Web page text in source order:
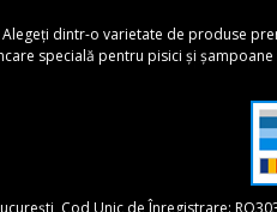
dintr-o varietate de produse
specială pentru pisici și
Cod Unic de Înregistrare: